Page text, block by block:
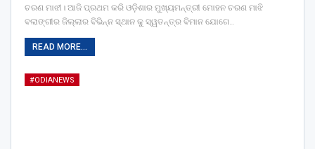
ଚରଣ ମାଝୀ। ଆଜି ପ୍ରଥମ କରି ଓଡ଼ିଶାର ମୁଖ୍ୟମନ୍ତ୍ରୀ ମୋହନ ଚରଣ ମାଝି
ବଲାଙ୍ଗୀର ଜିଲ୍ଲାର ବିଭିନ୍ନ ସ୍ଥାନ କୁ ସ୍ୱତନ୍ତ୍ର ବିମାନ ଯୋଗେ…
READ MORE...
#ODIANEWS